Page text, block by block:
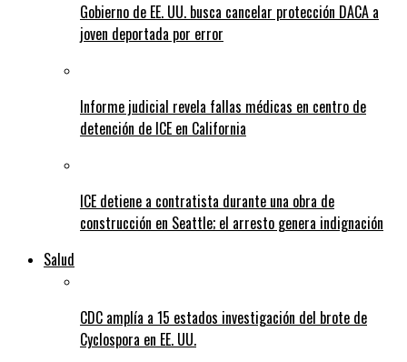
Gobierno de EE. UU. busca cancelar protección DACA a
joven deportada por error
Informe judicial revela fallas médicas en centro de
detención de ICE en California
ICE detiene a contratista durante una obra de
construcción en Seattle; el arresto genera indignación
Salud
CDC amplía a 15 estados investigación del brote de
Cyclospora en EE. UU.